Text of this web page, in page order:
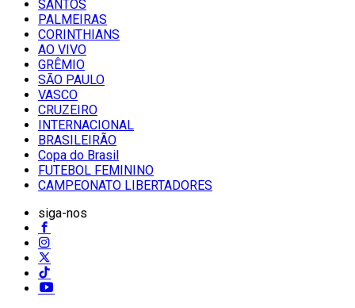
SANTOS
PALMEIRAS
CORINTHIANS
AO VIVO
GRÊMIO
SĀO PAULO
VASCO
CRUZEIRO
INTERNACIONAL
BRASILEIRÃO
Copa do Brasil
FUTEBOL FEMININO
CAMPEONATO LIBERTADORES
siga-nos